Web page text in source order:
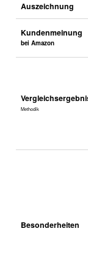
Auszeichnung
Kundenmeinung
bei Amazon
Methodik
Besonderheiten